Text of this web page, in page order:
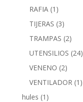
RAFIA (1)
TIJERAS (3)
TRAMPAS (2)
UTENSILIOS (24)
VENENO (2)
VENTILADOR (1)
hules (1)